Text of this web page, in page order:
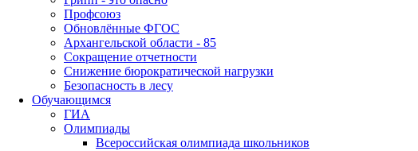
Профсоюз
Обновлённые ФГОС
Архангельской области - 85
Сокращение отчетности
Снижение бюрократической нагрузки
Безопасность в лесу
Обучающимся
ГИА
Олимпиады
Всероссийская олимпиада школьников